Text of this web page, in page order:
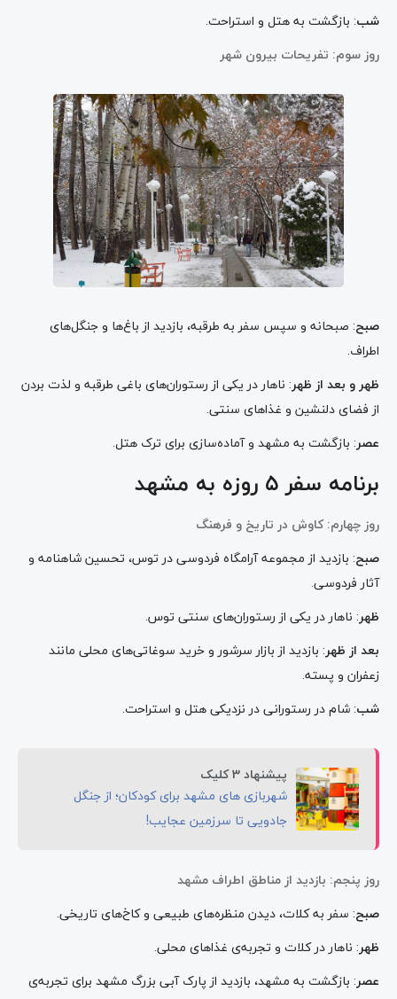
شب: بازگشت به هتل و استراحت.
روز سوم: تفریحات بیرون شهر
صبح: صبحانه و سپس سفر به طرقبه، بازدید از باغ‌ها و جنگل‌های
اطراف.
ظهر و بعد از ظهر: ناهار در یکی از رستوران‌های باغی طرقبه و لذت بردن
از فضای دلنشین و غذاهای سنتی.
عصر: بازگشت به مشهد و آماده‌سازی برای ترک هتل.
برنامه سفر ۵ روزه به مشهد
روز چهارم: کاوش در تاریخ و فرهنگ
صبح: بازدید از مجموعه آرامگاه فردوسی در توس، تحسین شاهنامه و
آثار فردوسی.
ظهر: ناهار در یکی از رستوران‌های سنتی توس.
بعد از ظهر: بازدید از بازار سرشور و خرید سوغاتی‌های محلی مانند
زعفران و پسته.
شب: شام در رستورانی در نزدیکی هتل و استراحت.
پیشنهاد 3 کلیک
شهربازی های مشهد برای کودکان؛ از جنگل
جادویی تا سرزمین عجایب!
روز پنجم: بازدید از مناطق اطراف مشهد
صبح: سفر به کلات، دیدن منظره‌های طبیعی و کاخ‌های تاریخی.
ظهر: ناهار در کلات و تجربه‌ی غذاهای محلی.
عصر: بازگشت به مشهد، بازدید از پارک آبی بزرگ مشهد برای تجربه‌ی